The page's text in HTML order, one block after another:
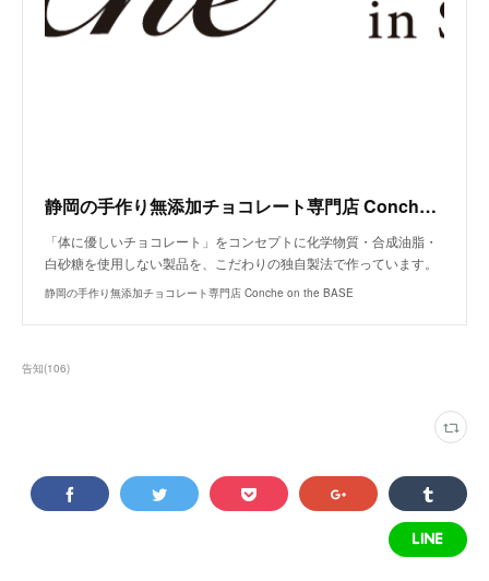
静岡の手作り無添加チョコレート専門店 Conche on the BASE
「体に優しいチョコレート」をコンセプトに化学物質・合成油脂・
白砂糖を使用しない製品を、こだわりの独自製法で作っています。
静岡の手作り無添加チョコレート専門店 Conche on the BASE
告知(106)